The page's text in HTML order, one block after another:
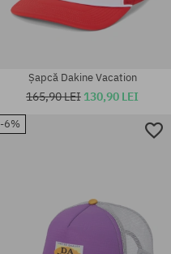
Șapcă Dakine Vacation
165,90 LEI 130,90 LEI
-6%